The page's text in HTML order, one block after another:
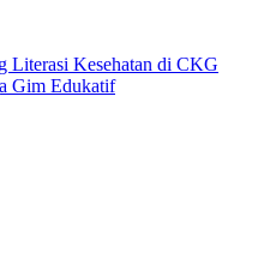
Literasi Kesehatan di CKG
Gim Edukatif